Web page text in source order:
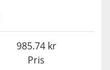
Pris
985.74